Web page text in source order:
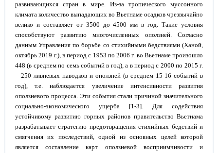
развивающихся стран в мире. Из-за тропического муссонного
климата количество выпадающих во Вьетнаме осадков чрезвычайно
велико и составляет от 3500 до 4500 мм в год. Такие условия
способствуют развитию многочисленных оползней. Согласно
данным Управления по борьбе со стихийными бедствиями (Ханой,
октябрь 2019 г.), в период с 1953 по 2006 г. во Вьетнаме произошло
448 (в среднем по семь событий в год), а в период с 2000 по 2015 г.
– 250 ливневых паводков и оползней (в среднем 15-16 событий в
год), т.е. наблюдается увеличение интенсивности развития
оползневого процесса. Эти события стали причиной значительного
социально-экономического ущерба [1-3]. Для содействия
устойчивому развитию горных районов правительство Вьетнама
разрабатывает стратегию предотвращения стихийных бедствий и
смягчения их последствий, одной из основных целей которой
является составление карт оползневой восприимчивости и